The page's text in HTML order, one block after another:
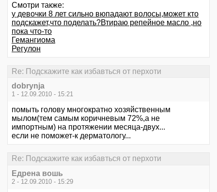
Смотри также:
у девочки 8 лет сильно вюпадают волосы,может кто
подскажет,что поделать?Втираю репейное масло ,но
пока что-то
Гемангиома
Регулон
Re: Подскажите как избавться от перхоти
dobrynja
1 - 12.09.2010 - 15:21
помыть голову многократно хозяйственным
мылом(тем самым коричневым 72%,а не
импортным) на протяжении месяца-двух...
если не поможет-к дерматологу...
Re: Подскажите как избавться от перхоти
Едрена вошь
2 - 12.09.2010 - 15:29